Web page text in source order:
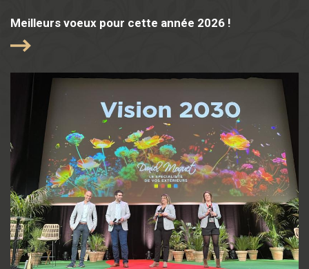
Meilleurs voeux pour cette année 2026 !